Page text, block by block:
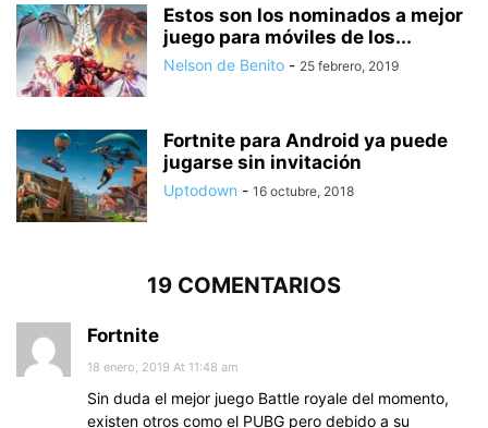
Estos son los nominados a mejor
juego para móviles de los...
Nelson de Benito - 25 febrero, 2019
Fortnite para Android ya puede
jugarse sin invitación
Uptodown - 16 octubre, 2018
19 COMENTARIOS
Fortnite
18 enero, 2019 At 11:48 am
Sin duda el mejor juego Battle royale del momento,
existen otros como el PUBG pero debido a su